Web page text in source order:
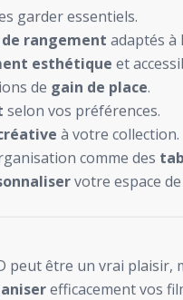
garder essentiels.
rangement adaptés à
esthétique et
de gain de place.
selon vos préférences.
à votre collection.
comme des
votre espace
peut être un vrai plaisir,
efficacement vos